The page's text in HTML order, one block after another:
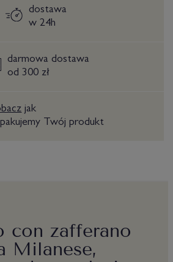
dostawa
w 24h
darmowa dostawa
od 300 zł
jak
Twój produkt
con zafferano
Milanese,